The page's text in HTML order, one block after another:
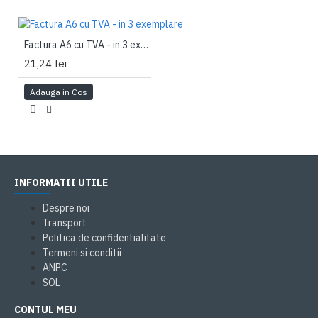
Factura A6 cu TVA - in 3 exemplare
21,24 lei
Adauga in Cos
INFORMATII UTILE
Despre noi
Transport
Politica de confidentialitate
Termeni si conditii
ANPC
SOL
CONTUL MEU